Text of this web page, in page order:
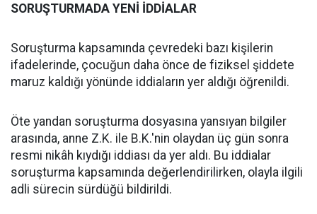
SORUŞTURMADA YENİ İDDİALAR
Soruşturma kapsamında çevredeki bazı kişilerin
ifadelerinde, çocuğun daha önce de fiziksel şiddete
maruz kaldığı yönünde iddiaların yer aldığı öğrenildi.
Öte yandan soruşturma dosyasına yansıyan bilgiler
arasında, anne Z.K. ile B.K.'nin olaydan üç gün sonra
resmi nikâh kıydığı iddiası da yer aldı. Bu iddialar
soruşturma kapsamında değerlendirilirken, olayla ilgili
adli sürecin sürdüğü bildirildi.